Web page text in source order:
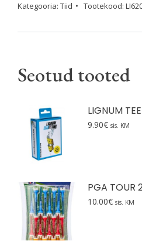
Kategooria: Tiid Tootekood:
Seotud tooted
LIGNUM
9.90€ sis. KM
PGA TOUR
10.00€ sis. KM